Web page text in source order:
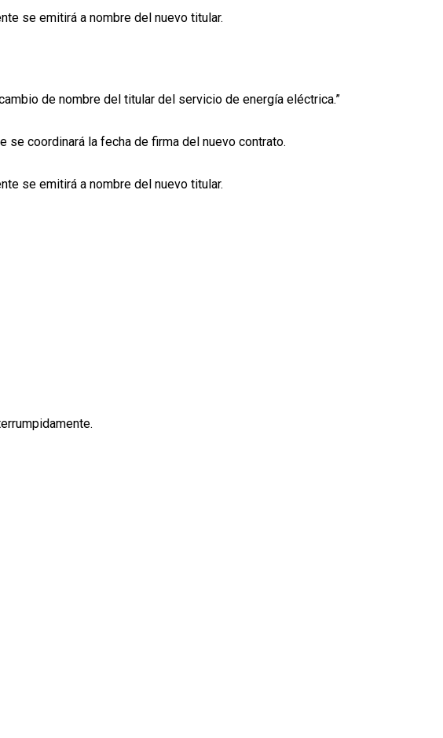
se emitirá a nombre del nuevo titular.
de nombre del titular del servicio de energía eléctrica.”
coordinará la fecha de firma del nuevo contrato.
se emitirá a nombre del nuevo titular.